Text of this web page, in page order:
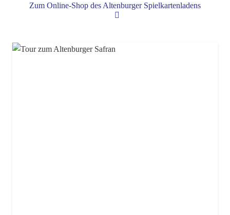
Zum Online-Shop des Altenburger Spielkartenladens